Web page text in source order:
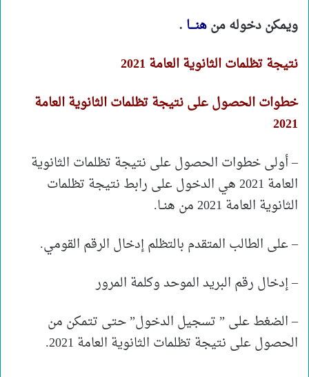
ويمكن دخوله منهنــــا .
نتيجة تظلمات الثانوية العامة 2021
خطوات الحصول على نتيجة تظلمات الثانوية العامة
2021
– أولى خطوات الحصول على نتيجة تظلمات الثانوية
العامة 2021 هي الدخول على رابط نتيجة تظلمات
الثانوية العامة 2021 من هنــا.
– على الطالب المتقدم بالتظلم إدخال الرقم القومي.
– إدخال رقم البريد الموحد وكلمة المرور
– الضغط على ” تسجيل الدخول” حتى تتمكن من
الحصول على نتيجة تظلمات الثانوية العامة 2021.